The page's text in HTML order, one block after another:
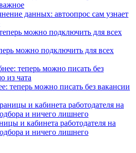
данных: автоопрос сам узнает
можно подключить для всех
теперь можно писать без вакансии
и кабинета работодателя на
и ничего лишнего